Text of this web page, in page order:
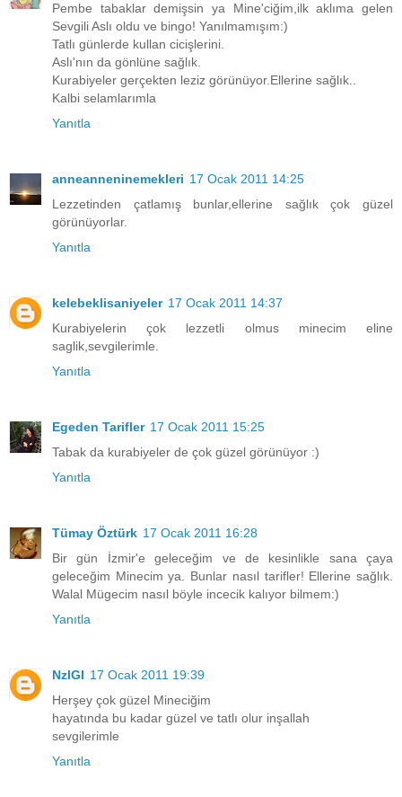
Pembe tabaklar demişsin ya Mine'ciğim,ilk aklıma gelen
Sevgili Aslı oldu ve bingo! Yanılmamışım:)
Tatlı günlerde kullan cicişlerini.
Aslı'nın da gönlüne sağlık.
Kurabiyeler gerçekten leziz görünüyor.Ellerine sağlık..
Kalbi selamlarımla
Yanıtla
anneanneninemekleri 17 Ocak 2011 14:25
Lezzetinden çatlamış bunlar,ellerine sağlık çok güzel
görünüyorlar.
Yanıtla
kelebeklisaniyeler 17 Ocak 2011 14:37
Kurabiyelerin çok lezzetli olmus minecim eline
saglik,sevgilerimle.
Yanıtla
Egeden Tarifler 17 Ocak 2011 15:25
Tabak da kurabiyeler de çok güzel görünüyor :)
Yanıtla
Tümay Öztürk 17 Ocak 2011 16:28
Bir gün İzmir'e geleceğim ve de kesinlikle sana çaya
geleceğim Minecim ya. Bunlar nasıl tarifler! Ellerine sağlık.
Walal Mügecim nasıl böyle incecik kalıyor bilmem:)
Yanıtla
NzlGl 17 Ocak 2011 19:39
Herşey çok güzel Mineciğim
hayatında bu kadar güzel ve tatlı olur inşallah
sevgilerimle
Yanıtla